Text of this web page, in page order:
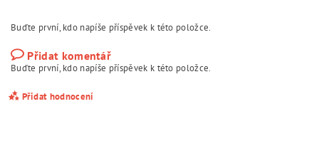
Buďte první, kdo napíše příspěvek k této položce.
Přidat komentář
Buďte první, kdo napíše příspěvek k této položce.
Přidat hodnocení